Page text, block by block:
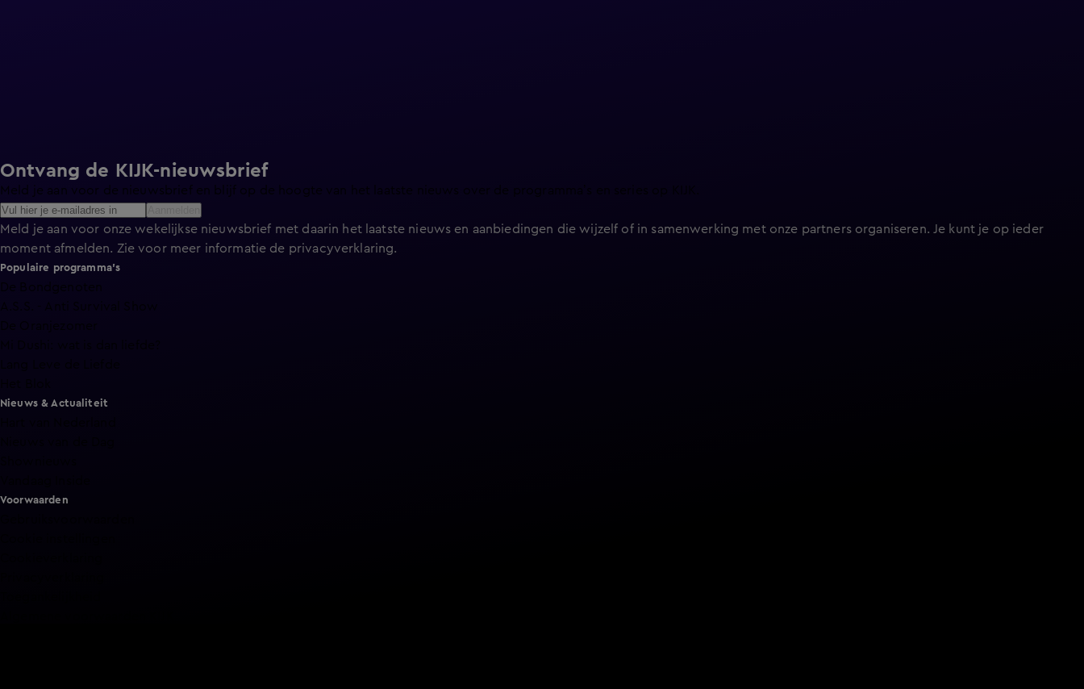
Ontvang de KIJK-nieuwsbrief
Meld je aan voor de nieuwsbrief en blijf op de hoogte van het laatste nieuws over de programma’s en series op KIJK.
Meld je aan voor onze wekelijkse nieuwsbrief met daarin het laatste nieuws en aanbiedingen die wijzelf of in samenwerking met onze partners organiseren. Je kunt je op ieder
moment afmelden. Zie voor meer informatie de privacyverklaring.
Populaire programma's
Nieuws & Actualiteit
Voorwaarden